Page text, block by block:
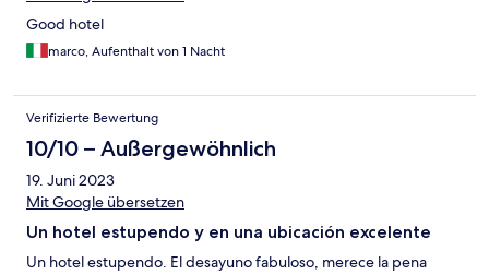
Good hotel
marco, Aufenthalt von 1 Nacht
Verifizierte Bewertung
10/10 – Außergewöhnlich
19. Juni 2023
Mit Google übersetzen
Un hotel estupendo y en una ubicación excelente
Un hotel estupendo. El desayuno fabuloso, merece la pena